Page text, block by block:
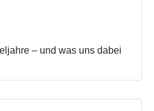
– und was uns dabei